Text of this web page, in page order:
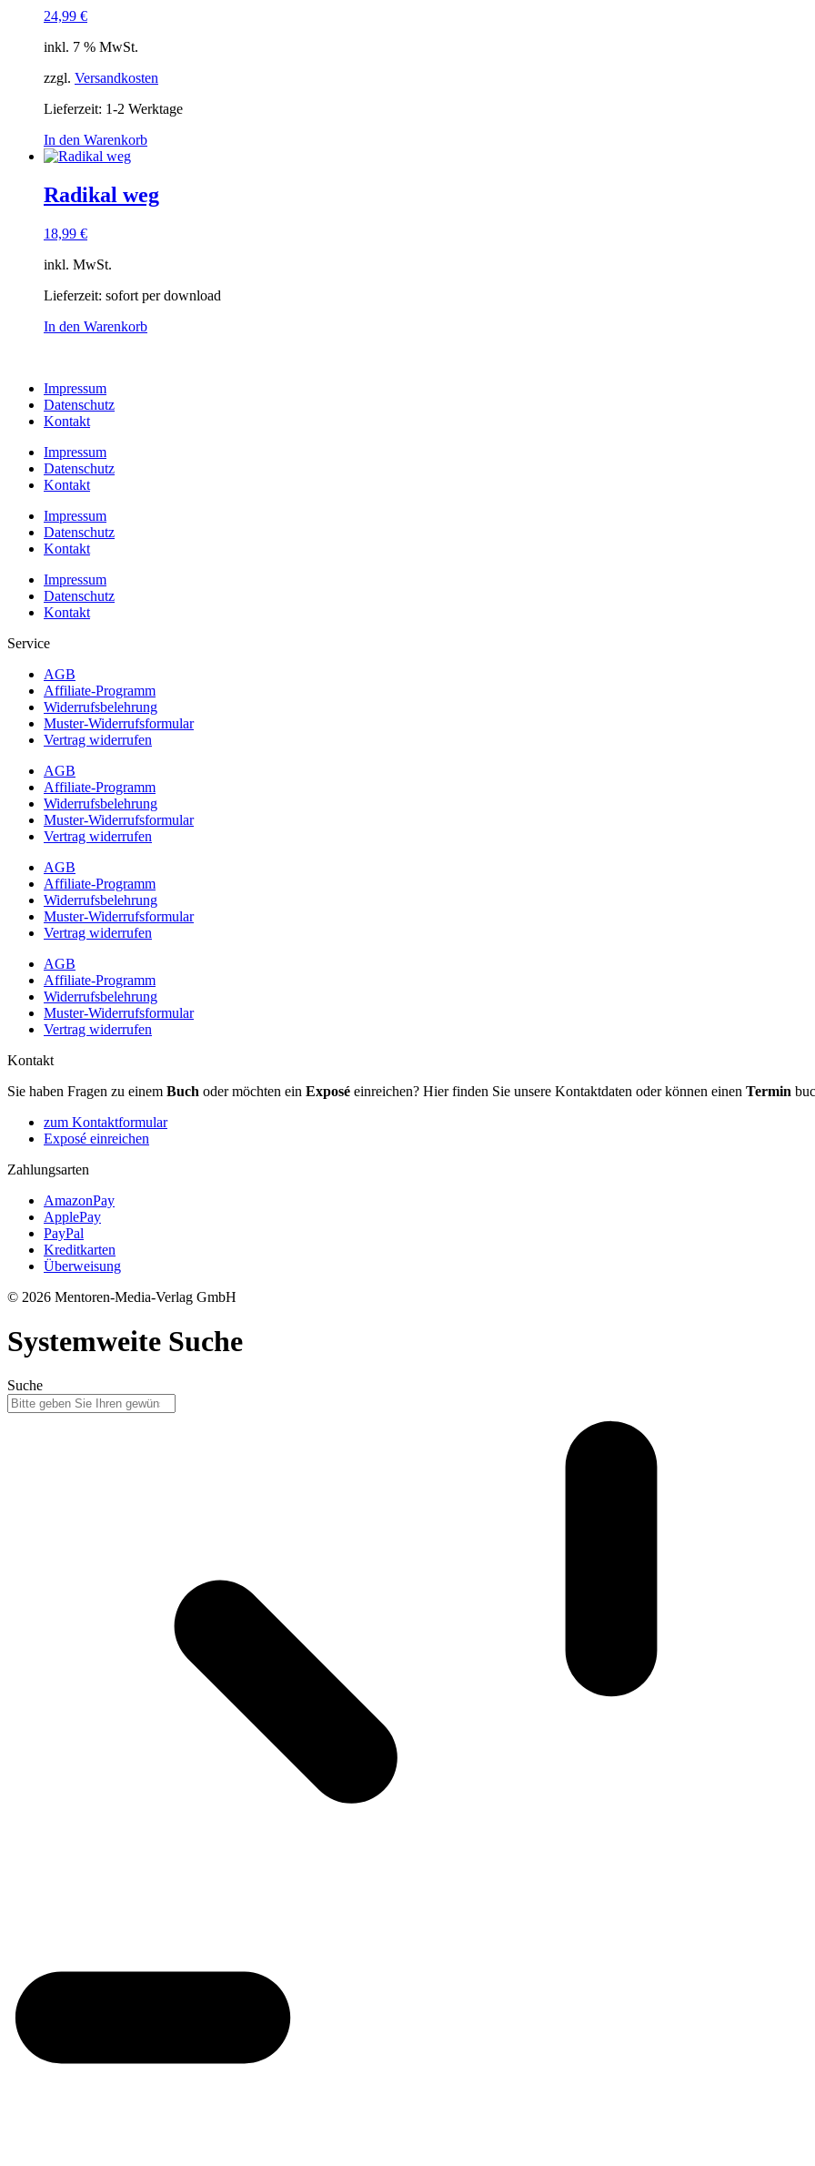
24,99 €
inkl. 7 % MwSt.
zzgl. Versandkosten
Lieferzeit: 1-2 Werktage
In den Warenkorb
Radikal weg
18,99 €
inkl. MwSt.
Lieferzeit: sofort per download
In den Warenkorb
Impressum
Datenschutz
Kontakt
Impressum
Datenschutz
Kontakt
Impressum
Datenschutz
Kontakt
Impressum
Datenschutz
Kontakt
Service
AGB
Affiliate-Programm
Widerrufsbelehrung
Muster-Widerrufsformular
Vertrag widerrufen
AGB
Affiliate-Programm
Widerrufsbelehrung
Muster-Widerrufsformular
Vertrag widerrufen
AGB
Affiliate-Programm
Widerrufsbelehrung
Muster-Widerrufsformular
Vertrag widerrufen
AGB
Affiliate-Programm
Widerrufsbelehrung
Muster-Widerrufsformular
Vertrag widerrufen
Kontakt
Sie haben Fragen zu einem Buch oder möchten ein Exposé einreichen? Hier finden Sie unsere Kontaktdaten oder können einen Termin
zum Kontaktformular
Exposé einreichen
Zahlungsarten
AmazonPay
ApplePay
PayPal
Kreditkarten
Überweisung
© 2026 Mentoren-Media-Verlag GmbH
Systemweite Suche
Suche